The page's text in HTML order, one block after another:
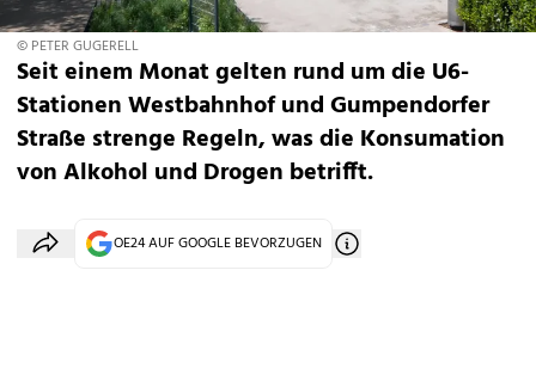
© PETER GUGERELL
Seit einem Monat gelten rund um die U6-
Stationen Westbahnhof und Gumpendorfer
Straße strenge Regeln, was die Konsumation
von Alkohol und Drogen betrifft.
OE24 AUF GOOGLE BEVORZUGEN